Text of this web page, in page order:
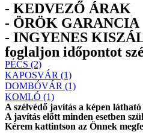
- KEDVEZŐ ÁRAK
- ÖRÖK GARANCIA
- INGYENES
foglaljon időpontot
PÉCS (2)
KAPOSVÁR (1)
DOMBÓVÁR (1)
KOMLÓ (1)
A szélvédő javítás a képen
A javítás előtt minden esetben
Kérem kattintson az Önnek